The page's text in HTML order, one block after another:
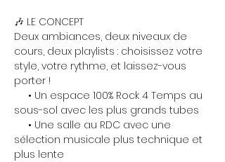
🎶 LE CONCEPT
Deux ambiances, deux niveaux de
cours, deux playlists : choisissez votre
style, votre rythme, et laissez-vous
porter !
• Un espace 100% Rock 4 Temps au
sous-sol avec les plus grands tubes
• Une salle au RDC avec une
sélection musicale plus technique et
plus lente